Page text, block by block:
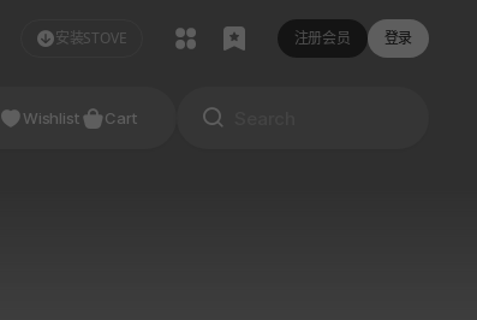
安装STOVE 注册会员 登录
Studio
Wishlist Cart